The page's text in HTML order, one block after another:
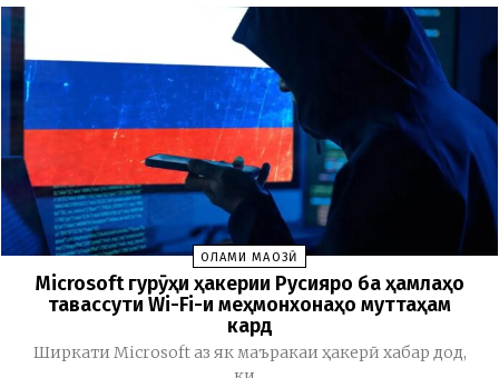
ОЛАМИ МАҶОЗӢ
Microsoft гурӯҳи ҳакерии Русияро ба ҳамлаҳо
тавассути Wi-Fi-и меҳмонхонаҳо муттаҳам
кард
Ширкати Microsoft аз як маъракаи ҳакерӣ хабар дод,